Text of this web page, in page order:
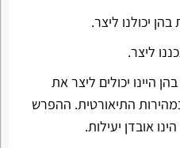
יכולנו ליצר.
ליצר.
היינו יכולים ליצר את
התיאורטית. ההפרש
אובדן יעילות.